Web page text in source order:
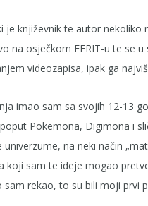
je književnik te autor nekoliko
na osječkom FERIT-u te se
videozapisa, ipak ga
imao sam sa svojih 12-13
Pokemona, Digimona i
na neki način
koji sam te ideje mogao
rekao, to su bili moji prvi